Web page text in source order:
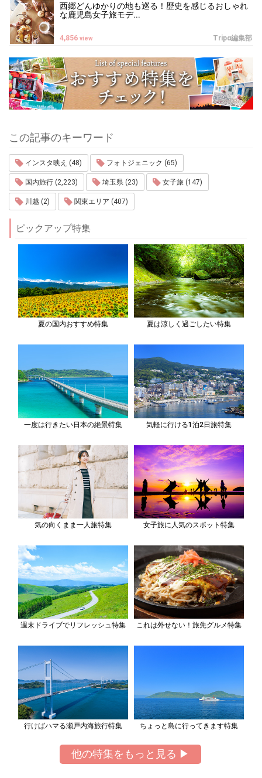
西郷どんゆかりの地も巡る！歴史を感じるおしゃれ
な鹿児島女子旅モデ...
Tripα編集部
4,856 view
この記事のキーワード
インスタ映え (48) フォトジェニック (65)
国内旅行 (2,223) 埼玉県 (23) 女子旅 (147)
川越 (2) 関東エリア (407)
ピックアップ特集
夏の国内おすすめ特集 夏は涼しく過ごしたい特集
一度は行きたい日本の絶景特集 気軽に行ける1泊2日旅特集
気の向くまま一人旅特集 女子旅に人気のスポット特集
週末ドライブでリフレッシュ特集 これは外せない！旅先グルメ特集
行けばハマる瀬戸内海旅行特集 ちょっと島に行ってきます特集
他の特集をもっと見る ▶